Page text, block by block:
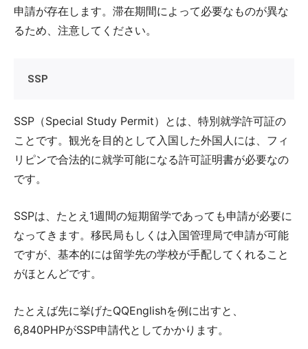
申請が存在します。滞在期間によって必要なものが異な
るため、注意してください。
SSP
SSP（Special Study Permit）とは、特別就学許可証の
ことです。観光を目的として入国した外国人には、フィ
リピンで合法的に就学可能になる許可証明書が必要なの
です。
SSPは、たとえ1週間の短期留学であっても申請が必要に
なってきます。移民局もしくは入国管理局で申請が可能
ですが、基本的には留学先の学校が手配してくれること
がほとんどです。
たとえば先に挙げたQQEnglishを例に出すと、
6,840PHPがSSP申請代としてかかります。